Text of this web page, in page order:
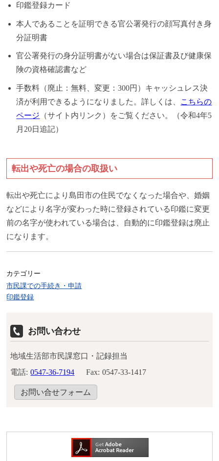
印鑑登録カード
本人であることを証明できる官公署発行の顔写真付き身
分証明書
官公署発行の身分証明書がない場合は保証書及び健康保
険の資格確認書など
手数料（廃止：無料、変更：300円）キャッシュレス決
済が利用できるようになりました。詳しくは、 こちらの
ページ （サイト内リンク）をご覧ください。（令和4年5
月20日追記）
転出や死亡の場合の取扱い
転出や死亡により島田市の住民でなくなった場合や、婚姻
などにより名字が変わった時に登録されている印鑑に変更
前の名字が使われている場合は、自動的に印鑑登録は廃止
になります。
カテゴリー
市民課での手続き・申請
印鑑登録
お問い合わせ
地域生活部市民課窓口・記録担当
電話: 0547-36-7194 Fax: 0547-33-1417
お問い合せフォーム